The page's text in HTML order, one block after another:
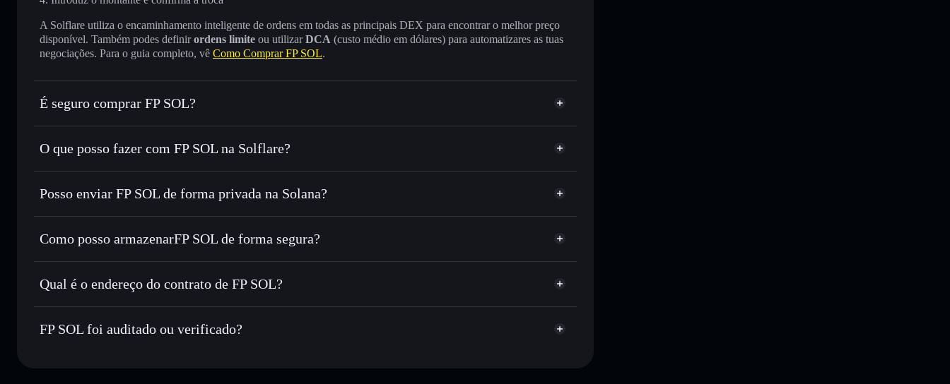
A Solflare utiliza o encaminhamento inteligente de ordens em todas as principais DEX para encontrar o melhor preço
disponível. Também podes definirordens limite ou utilizarDCA (custo médio em dólares) para automatizares as tuas
negociações. Para o guia completo, vê Como Comprar FP SOL.
É seguro comprar FP SOL?
FP SOL token verificado
O que posso fazer com FP SOL na Solflare?
FP SOL
Carteira Solflare
Trocar instantaneamente— trocar FPSOL por SOL, USDC ou milhares de outros tokens Solana com
Utilizar DCA— investir de forma faseada ao longo do tempo em FPSOL
Enviar de forma privada— transferir FPSOL sem associar publicamente as carteiras usando o Agregador de
Privacidade integrado da Solflare
Posso enviar FP SOL de forma privada na Solana?
Carteira Solflare Agregador de Privacidade
FP
Como posso armazenarFP SOL de forma segura?
FP SOL carteira não-custodial Solflare
Qual é o endereço do contrato de FP SOL?
FP SOL
fpSoL8EJ7UA5yJxFKWk1MFiWi35w8CbH36G5B9d7DsV
FP SOL foi auditado ou verificado?